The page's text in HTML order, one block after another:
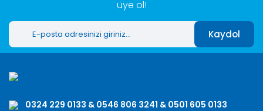
üye ol!
Kaydol
0324 229 0133 & 0546 806 3241 & 0501 605 0133